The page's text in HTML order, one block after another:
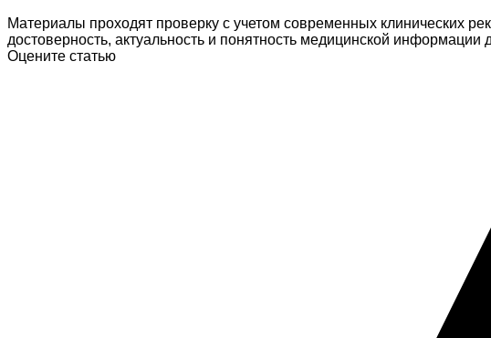
Материалы проходят проверку с учетом современных клинических
достоверность, актуальность и понятность медицинской информации
Оцените статью